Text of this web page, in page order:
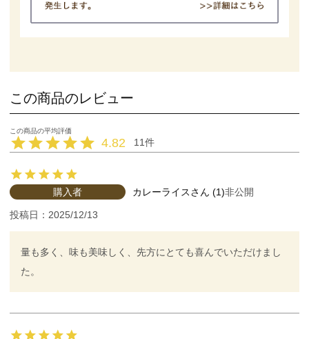
この商品のレビュー
4.82 11
カレーライス 1
購入者 非公開
投稿日 2025/12/13
量も多く、味も美味しく、先方にとても喜んでいただけまし
た。